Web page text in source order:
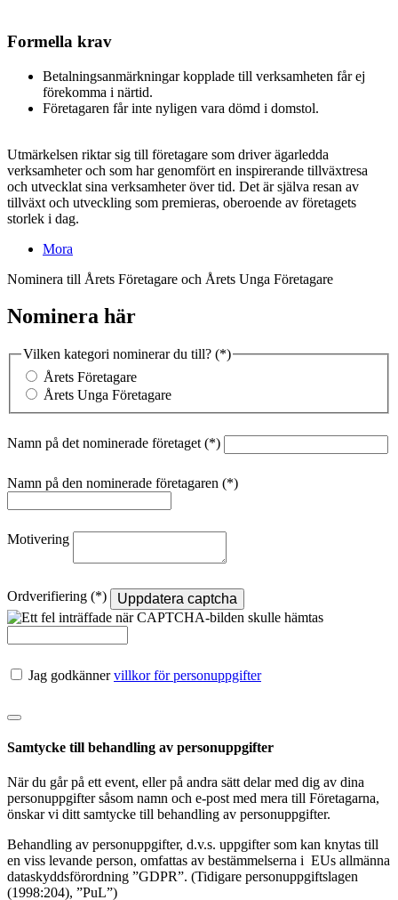
Formella krav
Betalningsanmärkningar kopplade till verksamheten får ej
förekomma i närtid.
Företagaren får inte nyligen vara dömd i domstol.
Utmärkelsen riktar sig till företagare som driver ägarledda
verksamheter och som har genomfört en inspirerande tillväxtresa
och utvecklat sina verksamheter över tid. Det är själva resan av
tillväxt och utveckling som premieras, oberoende av företagets
storlek i dag.
Mora
Nominera till Årets Företagare och Årets Unga Företagare
Nominera här
Vilken kategori nominerar du till?
Årets Företagare
Årets Unga Företagare
Namn på det nominerade företaget
Namn på den nominerade företagaren
Motivering
Ordverifiering Uppdatera captcha
Jag godkänner villkor för personuppgifter
Samtycke till behandling av personuppgifter
När du går på ett event, eller på andra sätt delar med dig av dina
personuppgifter såsom namn och e-post med mera till Företagarna,
önskar vi ditt samtycke till behandling av personuppgifter.
Behandling av personuppgifter, d.v.s. uppgifter som kan knytas till
en viss levande person, omfattas av bestämmelserna i EUs allmänna
dataskyddsförordning ”GDPR”. (Tidigare personuppgiftslagen
(1998:204), ”PuL”)